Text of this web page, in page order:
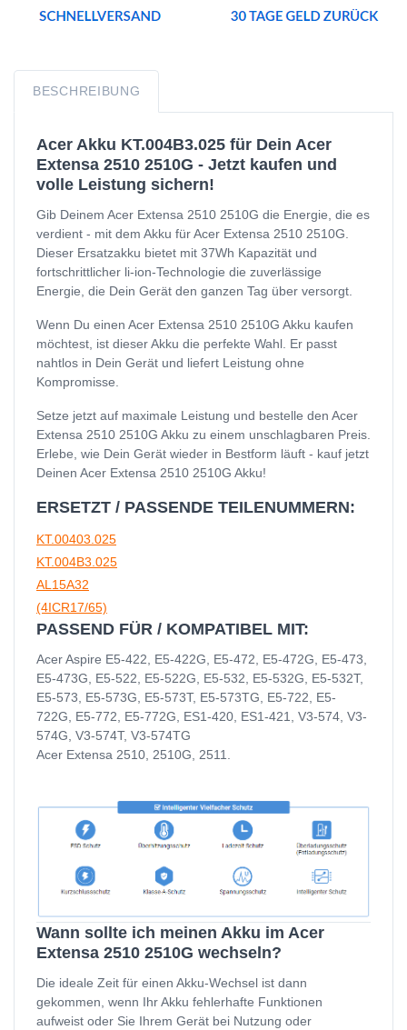
BESCHREIBUNG
Acer Akku KT.004B3.025 für Dein Acer
Extensa 2510 2510G - Jetzt kaufen und
volle Leistung sichern!
Gib Deinem Acer Extensa 2510 2510G die Energie, die es
verdient - mit dem Akku für Acer Extensa 2510 2510G.
Dieser Ersatzakku bietet mit 37Wh Kapazität und
fortschrittlicher li-ion-Technologie die zuverlässige
Energie, die Dein Gerät den ganzen Tag über versorgt.
Wenn Du einen Acer Extensa 2510 2510G Akku kaufen
möchtest, ist dieser Akku die perfekte Wahl. Er passt
nahtlos in Dein Gerät und liefert Leistung ohne
Kompromisse.
Setze jetzt auf maximale Leistung und bestelle den Acer
Extensa 2510 2510G Akku zu einem unschlagbaren Preis.
Erlebe, wie Dein Gerät wieder in Bestform läuft - kauf jetzt
Deinen Acer Extensa 2510 2510G Akku!
ERSETZT / PASSENDE TEILENUMMERN:
KT.00403.025
KT.004B3.025
AL15A32
(4ICR17/65)
PASSEND FÜR / KOMPATIBEL MIT:
Acer Aspire E5-422, E5-422G, E5-472, E5-472G, E5-473,
E5-473G, E5-522, E5-522G, E5-532, E5-532G, E5-532T,
E5-573, E5-573G, E5-573T, E5-573TG, E5-722, E5-
722G, E5-772, E5-772G, ES1-420, ES1-421, V3-574, V3-
574G, V3-574T, V3-574TG
Acer Extensa 2510, 2510G, 2511.
Wann sollte ich meinen Akku im Acer
Extensa 2510 2510G wechseln?
Die ideale Zeit für einen Akku-Wechsel ist dann
gekommen, wenn Ihr Akku fehlerhafte Funktionen
aufweist oder Sie Ihrem Gerät bei Nutzung oder